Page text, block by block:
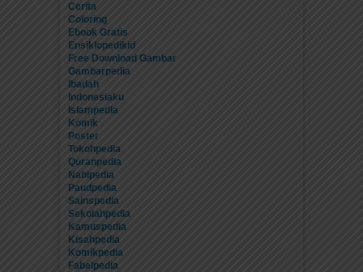
Cerita
Coloring
Ebook Gratis
Ensiklopedikid
Free Download Gambar
Gambarpedia
Ibadah
Indonesiaku
Islampedia
Komik
Poster
Tokohpedia
Quranpedia
Nabipedia
Paudpedia
Sainspedia
Sekolahpedia
Kamuspedia
Kisahpedia
Komikpedia
Fabelpedia